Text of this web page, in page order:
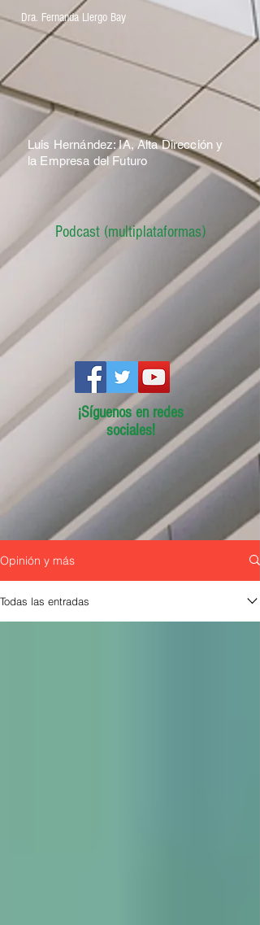
Dra. Fernanda Llergo Bay
Luis Hernández: IA, Alta Dirección y
la Empresa del Futuro
Podcast (multiplataformas)
¡Síguenos en redes
sociales!
Opinión y más
Todas las entradas